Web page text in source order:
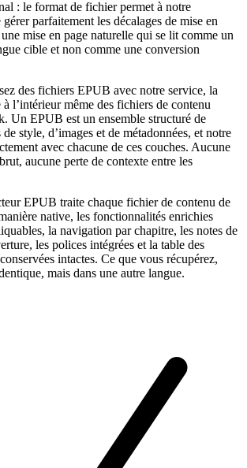
: le format de fichier permet à notre
parfaitement les décalages de mise en
mise en page naturelle qui se lit comme un
cible et non comme une conversion
des fichiers EPUB avec notre service, la
l’intérieur même des fichiers de contenu
Un EPUB est un ensemble structuré de
style, d’images et de métadonnées, et notre
avec chacune de ces couches. Aucune
aucune perte de contexte entre les
EPUB traite chaque fichier de contenu de
native, les fonctionnalités enrichies
la navigation par chapitre, les notes de
les polices intégrées et la table des
intactes. Ce que vous récupérez,
mais dans une autre langue.